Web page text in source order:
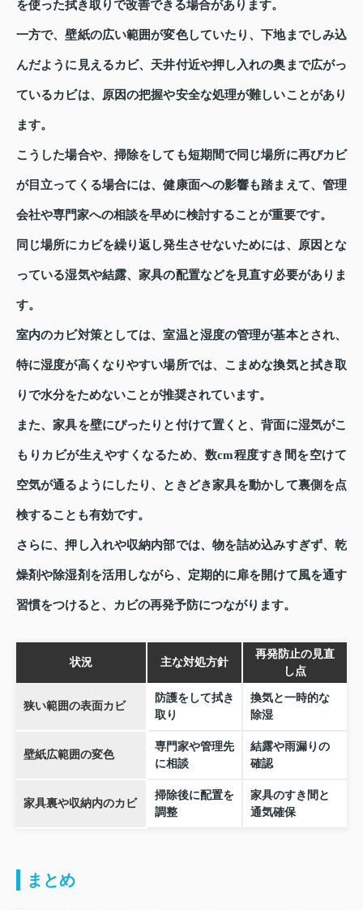
を使った拭き取りで改善できる場合があります。
一方で、壁紙の広い範囲が変色していたり、下地までしみ込
んだように見えるカビ、天井付近や押し入れの奥まで広がっ
ているカビは、原因の把握や安全な処理が難しいことがあり
ます。
こうした場合や、掃除をしても短期間で同じ場所に再びカビ
が目立ってくる場合には、健康面への影響も踏まえて、管理
会社や専門家への相談を早めに検討することが重要です。
同じ場所にカビを繰り返し発生させないためには、原因とな
っている湿気や結露、家具の配置などを見直す必要がありま
す。
室内のカビ対策としては、室温と湿度の管理が基本とされ、
特に湿度が高くなりやすい場所では、こまめな換気と拭き取
りで水分をためないことが推奨されています。
また、家具を壁にぴったりと付けて置くと、背面に湿気がこ
もりカビが生えやすくなるため、数cm程度すき間を空けて
空気が通るようにしたり、ときどき家具を動かして裏側を点
検することも有効です。
さらに、押し入れや収納内部では、物を詰め込みすぎず、乾
燥剤や除湿剤を活用しながら、定期的に扉を開けて風を通す
習慣をつけると、カビの再発予防につながります。
状況 主な対処方針
再発防止の見直
し点
狭い範囲の表面カビ
防護をして拭き
取り
換気と一時的な
除湿
壁紙広範囲の変色
専門家や管理先
に相談
結露や雨漏りの
確認
家具裏や収納内のカビ
掃除後に配置を
調整
家具のすき間と
通気確保
まとめ